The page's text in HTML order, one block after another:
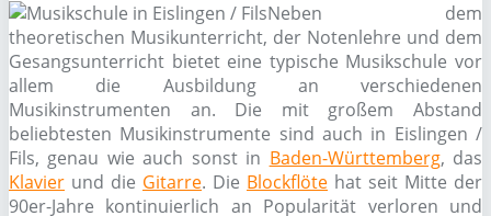
Neben dem
theoretischen Musikunterricht, der Notenlehre und dem
Gesangsunterricht bietet eine typische Musikschule vor
allem die Ausbildung an verschiedenen
Musikinstrumenten an. Die mit großem Abstand
beliebtesten Musikinstrumente sind auch in Eislingen /
Fils, genau wie auch sonst in Baden-Württemberg, das
Klavier und die Gitarre. Die Blockflöte hat seit Mitte der
90er-Jahre kontinuierlich an Popularität verloren und